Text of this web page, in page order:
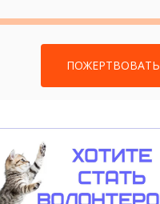
ПОЖЕРТВОВАТЬ